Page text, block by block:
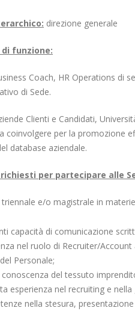
direzione generale
di funzione:
Coach, HR Operations di
di Sede.
Clienti e Candidati,
coinvolgere per la promozione
database aziendale.
per partecipare alle
triennale e/o magistrale in
capacità di comunicazione
nel ruolo di Recruiter/
Personale;
del tessuto
esperienza nel recruiting e
nella stesura,